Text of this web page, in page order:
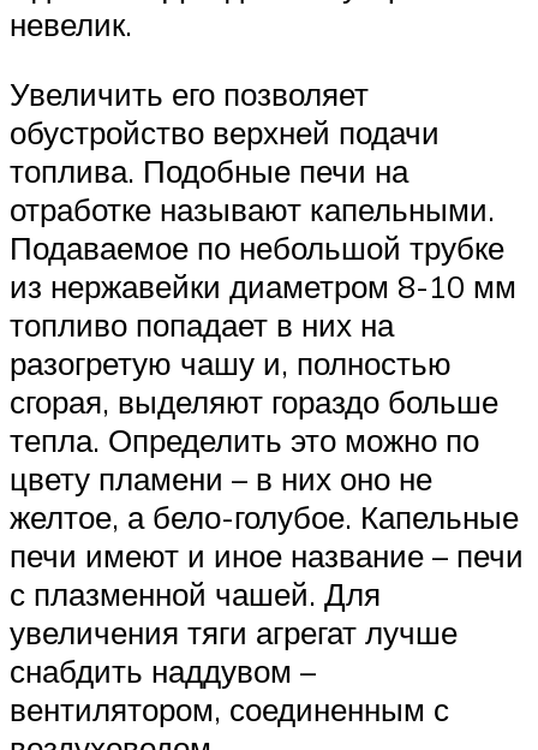
невелик.
Увеличить его позволяет
обустройство верхней подачи
топлива. Подобные печи на
отработке называют капельными.
Подаваемое по небольшой трубке
из нержавейки диаметром 8-10 мм
топливо попадает в них на
разогретую чашу и, полностью
сгорая, выделяют гораздо больше
тепла. Определить это можно по
цвету пламени – в них оно не
желтое, а бело-голубое. Капельные
печи имеют и иное название – печи
с плазменной чашей. Для
увеличения тяги агрегат лучше
снабдить наддувом –
вентилятором, соединенным с